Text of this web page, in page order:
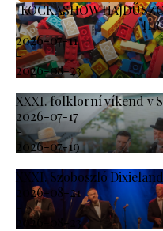
KOCKASHOW
2026-07-11
-
2026-08-23
XXXI. folklorní víkend v
2026-07-17
-
2026-07-19
XXXI. Szoboszló
2026-08-21
-
2026-08-23